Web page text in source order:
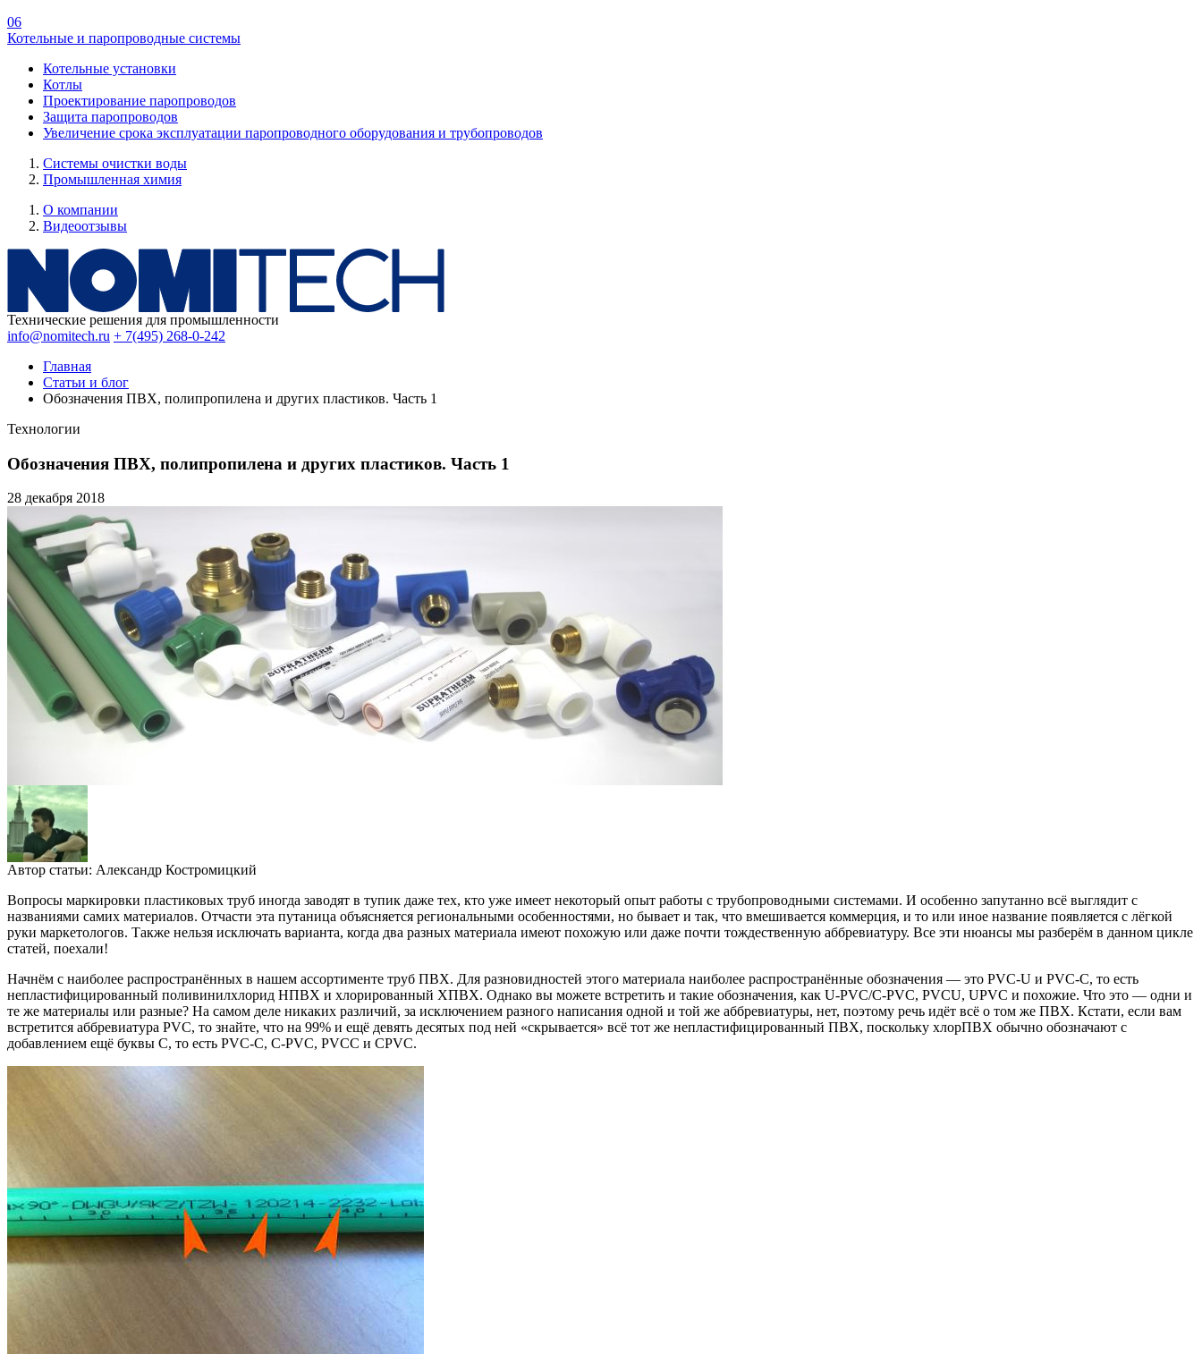
06
Котельные и паропроводные системы
Котельные установки
Котлы
Проектирование паропроводов
Защита паропроводов
Увеличение срока эксплуатации паропроводного оборудования и трубопроводов
Системы очистки воды
Промышленная химия
О компании
Видеоотзывы
Технические решения для промышленности
info@nomitech.ru + 7(495) 268-0-242
Главная
Статьи и блог
Обозначения ПВХ, полипропилена и других пластиков. Часть 1
Технологии
Обозначения ПВХ, полипропилена и других пластиков. Часть 1
28 декабря 2018
Автор статьи: Александр Костромицкий
Вопросы маркировки пластиковых труб иногда заводят в тупик даже тех, кто уже имеет некоторый опыт работы с трубопроводными системами. И особенно запутанно всё выглядит с
названиями самих материалов. Отчасти эта путаница объясняется региональными особенностями, но бывает и так, что вмешивается коммерция, и то или иное название появляется с лёгкой
руки маркетологов. Также нельзя исключать варианта, когда два разных материала имеют похожую или даже почти тождественную аббревиатуру. Все эти нюансы мы разберём в данном цикле
статей, поехали!
Начнём с наиболее распространённых в нашем ассортименте труб ПВХ. Для разновидностей этого материала наиболее распространённые обозначения — это PVC-U и PVC-C, то есть
непластифицированный поливинилхлорид НПВХ и хлорированный ХПВХ. Однако вы можете встретить и такие обозначения, как U-PVC/C-PVC, PVCU, UPVC и похожие. Что это — одни и
те же материалы или разные? На самом деле никаких различий, за исключением разного написания одной и той же аббревиатуры, нет, поэтому речь идёт всё о том же ПВХ. Кстати, если вам
встретится аббревиатура PVC, то знайте, что на 99% и ещё девять десятых под ней «скрывается» всё тот же непластифицированный ПВХ, поскольку хлорПВХ обычно обозначают с
добавлением ещё буквы C, то есть PVC-C, C-PVC, PVCC и CPVC.